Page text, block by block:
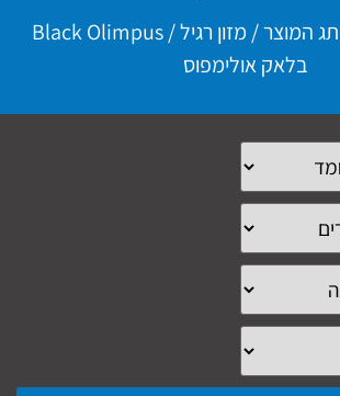
המוצר / מזון רגיל / Black Olimpus
בלאק אולימפוס